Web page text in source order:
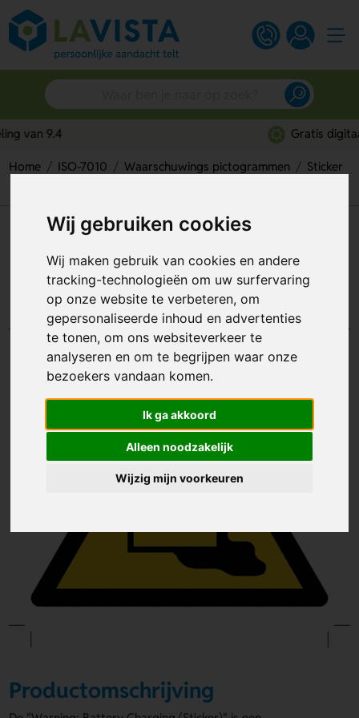
Wij gebruiken cookies
Wij maken gebruik van cookies en andere
tracking-technologieën om uw surfervaring
op onze website te verbeteren, om
gepersonaliseerde inhoud en advertenties
te tonen, om ons websiteverkeer te
analyseren en om te begrijpen waar onze
bezoekers vandaan komen.
Ik ga akkoord
Alleen noodzakelijk
Wijzig mijn voorkeuren
Home ISO-7010 Waarschuwings pictogrammen
Sticker
Warning; Battery Charging
(Sticker)
Artikelnummer: 112176
Productomschrijving